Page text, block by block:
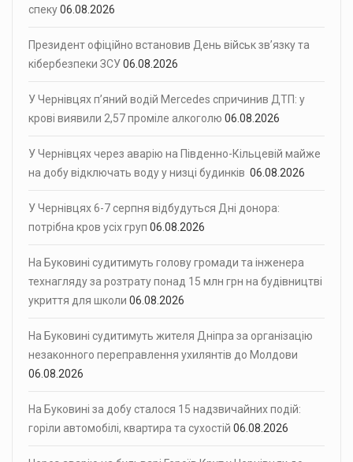
спеку06.08.2026
Президент офіційно встановив День військ зв’язку та
кібербезпеки ЗСУ06.08.2026
У Чернівцях п’яний водій Mercedes спричинив ДТП: у
крові виявили 2,57 проміле алкоголю 06.08.2026
У Чернівцях через аварію на Південно-Кільцевій майже
на добу відключать воду у низці будинків 06.08.2026
У Чернівцях 6-7 серпня відбудуться Дні донора:
потрібна кров усіх груп 06.08.2026
На Буковині судитимуть голову громади та інженера
технагляду за розтрату понад 15 млн грн на будівництві
укриття для школи 06.08.2026
На Буковині судитимуть жителя Дніпра за організацію
незаконного переправлення ухилянтів до Молдови
06.08.2026
На Буковині за добу сталося 15 надзвичайних подій:
горіли автомобілі, квартира та сухостій 06.08.2026